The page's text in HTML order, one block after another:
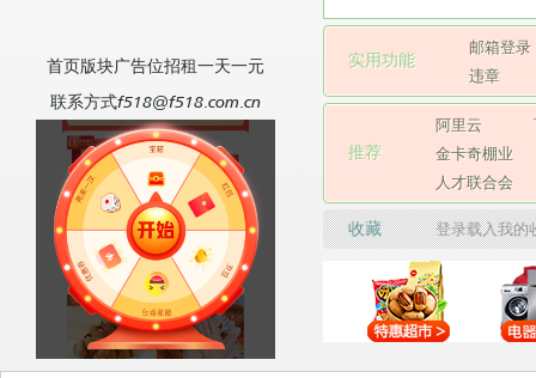
实用功能
邮箱登录
违章
推荐
阿里云
金卡奇棚业
人才联合会
收藏 登录载入我
首页版块广告位招租一天一元
联系方式f518@f518.com.cn